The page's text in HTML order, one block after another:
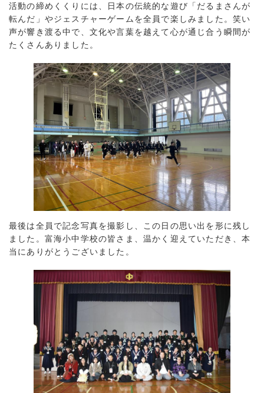
活動の締めくくりには、日本の伝統的な遊び「だるまさんが
転んだ」やジェスチャーゲームを全員で楽しみました。笑い
声が響き渡る中で、文化や言葉を越えて心が通じ合う瞬間が
たくさんありました。
最後は全員で記念写真を撮影し、この日の思い出を形に残し
ました。富海小中学校の皆さま、温かく迎えていただき、本
当にありがとうございました。